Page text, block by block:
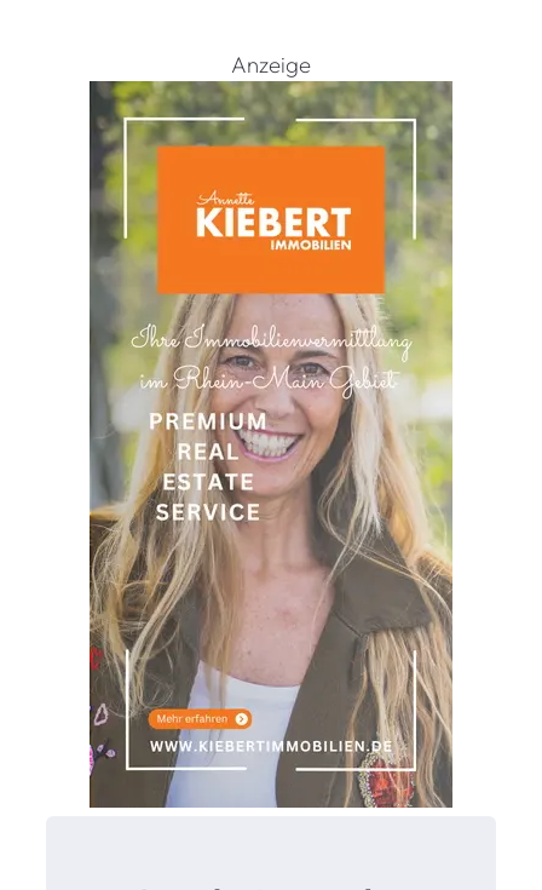
Anzeige